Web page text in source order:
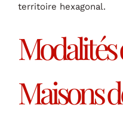
territoire hexagonal.
Modalités
Maisons